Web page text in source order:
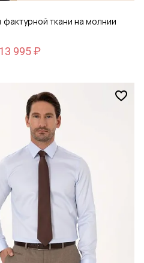
фактурной ткани на молнии
13 995 ₽
в корзину